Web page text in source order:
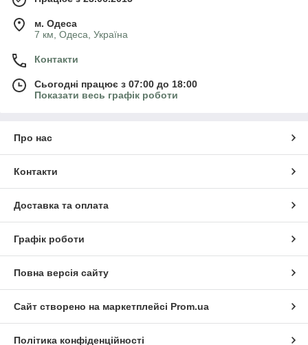
м. Одеса
7 км, Одеса, Україна
Контакти
Сьогодні працює з 07:00 до 18:00
Показати весь графік роботи
Про нас
Контакти
Доставка та оплата
Графік роботи
Повна версія сайту
Сайт створено на маркетплейсі Prom.ua
Політика конфіденційності